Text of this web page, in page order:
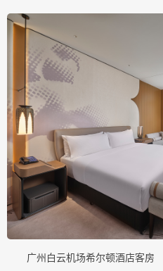
广州白云机场希尔顿酒店客房